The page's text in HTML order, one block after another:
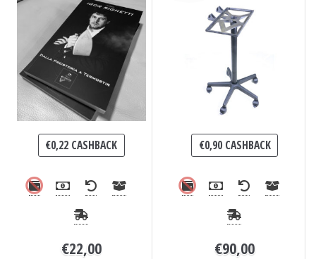
€0,22 CASHBACK
€22,00
€0,90CASHBACK
€90,00